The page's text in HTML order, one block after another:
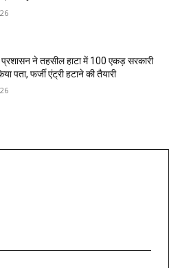
ने तहसील हाटा में 100 एकड़ सरकारी
पता, फर्जी एंट्री हटाने की तैयारी